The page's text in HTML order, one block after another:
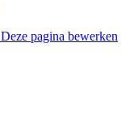
Deze pagina bewerken